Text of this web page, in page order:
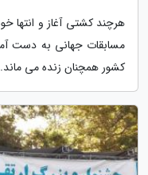
کشور همچنان زنده می ماند.